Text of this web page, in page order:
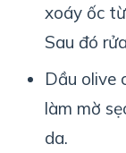
xoáy ốc
Sau đó
Dầu olive
làm mờ
da.